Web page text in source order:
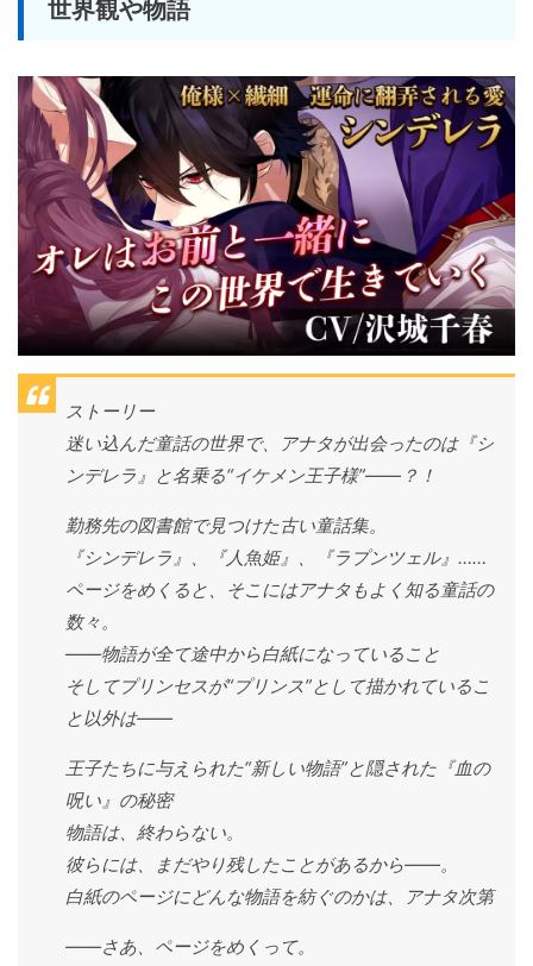
世界観や物語
ストーリー
迷い込んだ童話の世界で、アナタが出会ったのは『シ
ンデレラ』と名乗る“イケメン王子様”――？！
勤務先の図書館で見つけた古い童話集。
『シンデレラ』、『人魚姫』、『ラプンツェル』……
ページをめくると、そこにはアナタもよく知る童話の
数々。
――物語が全て途中から白紙になっていること
そしてプリンセスが“プリンス”として描かれているこ
と以外は――
王子たちに与えられた“新しい物語”と隠された『血の
呪い』の秘密
物語は、終わらない。
彼らには、まだやり残したことがあるから――。
白紙のページにどんな物語を紡ぐのかは、アナタ次第
――さあ、ページをめくって。